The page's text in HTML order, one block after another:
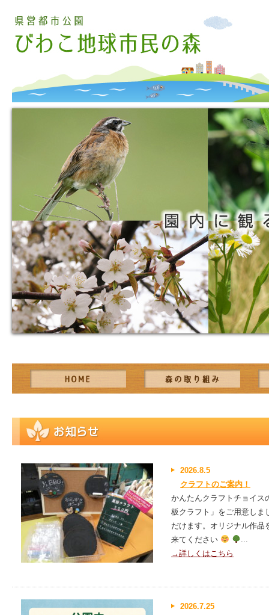
2026.8.5
クラフトのご案内！
かんたんクラフトチョイス
板クラフト」をご用意しま
だけます。オリジナル作品
来てください
...
→詳しくはこちら
2026.7.25